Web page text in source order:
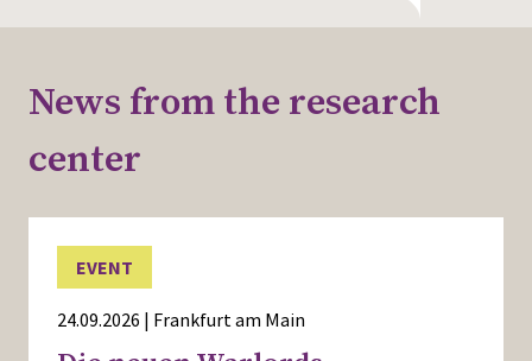
News from the research
center
EVENT
24.09.2026 | Frankfurt am Main